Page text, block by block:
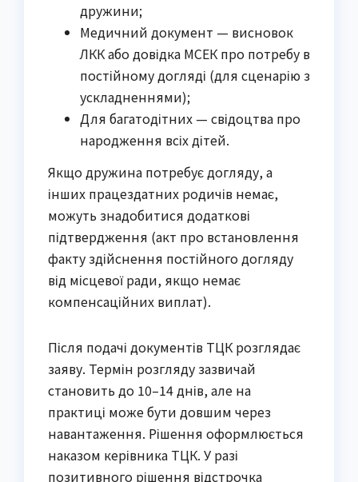
дружини;
Медичний документ — висновок
ЛКК або довідка МСЕК про потребу в
постійному догляді (для сценарію з
ускладненнями);
Для багатодітних — свідоцтва про
народження всіх дітей.
Якщо дружина потребує догляду, а
інших працездатних родичів немає,
можуть знадобитися додаткові
підтвердження (акт про встановлення
факту здійснення постійного догляду
від місцевої ради, якщо немає
компенсаційних виплат).
Після подачі документів ТЦК розглядає
заяву. Термін розгляду зазвичай
становить до 10–14 днів, але на
практиці може бути довшим через
навантаження. Рішення оформлюється
наказом керівника ТЦК. У разі
позитивного рішення відстрочка